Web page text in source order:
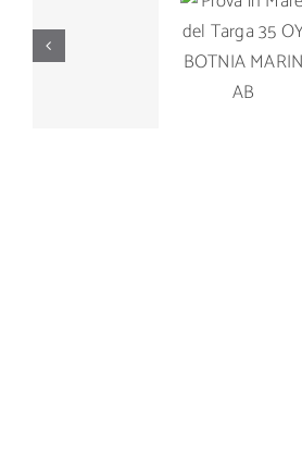
Prova di
navigazione
Prova in
Mare del
Targa 35
OY
BOTNIA